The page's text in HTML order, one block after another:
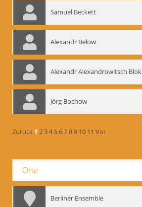
Samuel Beckett
Alexandr Below
Alexandr Alexandrowitsch Blok
Jörg Bochow
Zurück 1234 56789 10 11 Vor
Orte
Berliner Ensemble